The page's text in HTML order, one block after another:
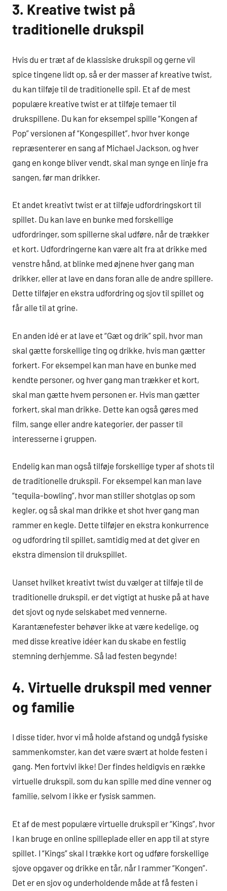
3. Kreative twist på
traditionelle drukspil
Hvis du er træt af de klassiske drukspil og gerne vil
spice tingene lidt op, så er der masser af kreative twist,
du kan tilføje til de traditionelle spil. Et af de mest
populære kreative twist er at tilføje temaer til
drukspillene. Du kan for eksempel spille “Kongen af
Pop” versionen af “Kongespillet”, hvor hver konge
repræsenterer en sang af Michael Jackson, og hver
gang en konge bliver vendt, skal man synge en linje fra
sangen, før man drikker.
Et andet kreativt twist er at tilføje udfordringskort til
spillet. Du kan lave en bunke med forskellige
udfordringer, som spillerne skal udføre, når de trækker
et kort. Udfordringerne kan være alt fra at drikke med
venstre hånd, at blinke med øjnene hver gang man
drikker, eller at lave en dans foran alle de andre spillere.
Dette tilføjer en ekstra udfordring og sjov til spillet og
får alle til at grine.
En anden idé er at lave et “Gæt og drik” spil, hvor man
skal gætte forskellige ting og drikke, hvis man gætter
forkert. For eksempel kan man have en bunke med
kendte personer, og hver gang man trækker et kort,
skal man gætte hvem personen er. Hvis man gætter
forkert, skal man drikke. Dette kan også gøres med
film, sange eller andre kategorier, der passer til
interesserne i gruppen.
Endelig kan man også tilføje forskellige typer af shots til
de traditionelle drukspil. For eksempel kan man lave
“tequila-bowling”, hvor man stiller shotglas op som
kegler, og så skal man drikke et shot hver gang man
rammer en kegle. Dette tilføjer en ekstra konkurrence
og udfordring til spillet, samtidig med at det giver en
ekstra dimension til drukspillet.
Uanset hvilket kreativt twist du vælger at tilføje til de
traditionelle drukspil, er det vigtigt at huske på at have
det sjovt og nyde selskabet med vennerne.
Karantænefester behøver ikke at være kedelige, og
med disse kreative idéer kan du skabe en festlig
stemning derhjemme. Så lad festen begynde!
4. Virtuelle drukspil med venner
og familie
I disse tider, hvor vi må holde afstand og undgå fysiske
sammenkomster, kan det være svært at holde festen i
gang. Men fortvivl ikke! Der findes heldigvis en række
virtuelle drukspil, som du kan spille med dine venner og
familie, selvom I ikke er fysisk sammen.
Et af de mest populære virtuelle drukspil er “Kings”, hvor
I kan bruge en online spilleplade eller en app til at styre
spillet. I “Kings” skal I trække kort og udføre forskellige
sjove opgaver og drikke en tår, når I rammer “Kongen”.
Det er en sjov og underholdende måde at få festen i